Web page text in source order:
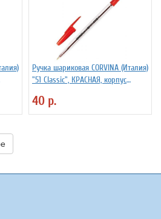
Ручка шариковая CORVINA (Италия)
"51 Classic", КРАСНАЯ, корпус
письма 0,7 мм, 401
40 р.